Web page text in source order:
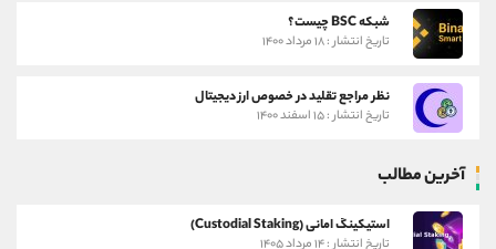
شبکه BSC چیست؟
تاریخ انتشار : ۱۸ مرداد ۱۴۰۰
نظر مراجع تقلید در خصوص ارز دیجیتال
تاریخ انتشار : ۱۵ اسفند ۱۴۰۰
آخرین مطالب
استیکینگ امانی (Custodial Staking)
تاریخ انتشار : ۱۴ مرداد ۱۴۰۵